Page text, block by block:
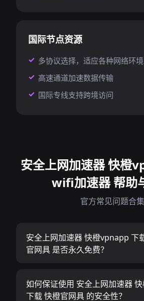
国际节点资源
多协议选择，适应各种网络环境
高速通道加速数据传输
国际专线支持跨境访问
安全上网加速器 快橙
wifi加速器 帮助
官方常见问题合集
安全上网加速器 快橙vpnapp 下
官网具 是否永久免费？
如何保证使用 安全上网加速器
下载 快橙官网具 的安全性？